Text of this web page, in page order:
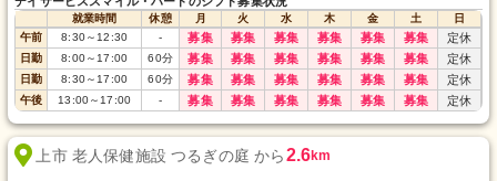
就業時間 休憩 月 火 水 木 金 土
日
午前
8:30～12:30 - 募集 募集 募集 募集 募集 募集 定休
日勤 8:00～17:00 60分 募集 募集 募集 募集 募集 募集 定休
日勤 8:30～17:00 60分 募集 募集 募集 募集 募集 募集 定休
午後 13:00～17:00 - 募集 募集 募集 募集 募集 募集 定休
上市 老人保健施設 つるぎの庭 から2.6km